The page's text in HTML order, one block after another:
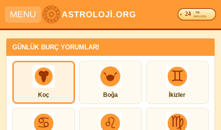
MENU ASTROLOJİ.ORG 24 . YIL
2003-2026
GÜNLÜK BURÇ YORUMLARI
Koç Boğa İkizler